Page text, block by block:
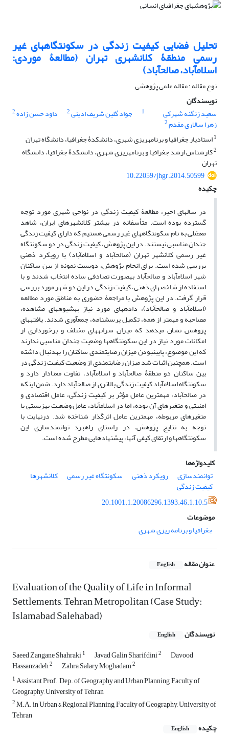
تحلیل فضایی کیفیت زندگی در سکونتگاه‎های غیر
رسمی منطقۀ کلانشهری تهران (مطالعۀ موردی:
اسلام‎آباد، صالح‎آباد)
نوع مقاله : مقاله علمی پژوهشی
نویسندگان
سعید زنگنه شهرکی
1 جواد گلین شریف ادینی2 داود حسن زاده2
زهرا سالاری مقدم2
1استادیار جغرافیا و برنامه‎ریزی شهری، دانشکدۀ جغرافیا، دانشگاه تهران
2 کارشناس ارشد جغرافیا و برنامه‎ریزی شهری، دانشکدۀ جغرافیا، دانشگاه
تهران
10.22059/jhgr.2014.50599
چکیده
در سال‎های اخیر، مطالعۀ کیفیت زندگی در نواحی شهری مورد توجه
گسترده بوده است. متأسفانه در بیشتر کلانشهرهای ایران، شاهد
معضلی به نام سکونتگاه‎های غیر رسمی هستیم که دارای کیفیت زندگی
چندان مناسبی نیستند. در این پژوهش، کیفیت زندگی در دو سکونتگاه
غیر رسمی کلانشهر تهران (صالح‎آباد و اسلام‎آباد) با رویکرد ذهنی
بررسی شده است. برای انجام پژوهش، دویست نمونه از بین ساکنان
شهر اسلام‎آباد و صالح‎آباد به‎صورت تصادفی ساده انتخاب شدند و با
استفاده از شاخص‎های ذهنی، کیفیت زندگی در این دو شهر مورد بررسی
قرار گرفت. در این پژوهش با مراجعۀ حضوری به مناطق مورد مطالعه
(اسلام‎آباد و صالح‎آباد)، داده‎های مورد نیاز به‎شیوه‎های مشاهده،
مصاحبه و مهم‎تر از همه، تکمیل پرسش‎نامه، جمع‎آوری شدند. یافته‎های
پژوهش نشان می‎دهد که میزان سرانه‎های مختلف و برخورداری از
امکانات مورد نیاز در این سکونتگاه‎ها وضعیت چندان مناسبی ندارند
که این موضوع، پایین‎بودن میزان رضایتمندی ساکنان را به‎دنبال داشته
است. همچنین اثبات شد میزان رضایتمندی از وضعیت کیفیت زندگی در
بین ساکنان دو منطقۀ صالح‎آباد و اسلام‎آباد، تفاوت معنادار دارد و
سکونتگاه اسلام‎آباد کیفیت زندگی بالاتری از صالح‎آباد دارد. ضمن اینکه
در صالح‎آباد، مهم‎ترین عامل مؤثر بر کیفیت زندگی، عامل اقتصادی و
امنیتی و متغیرهای آن بوده، اما در اسلام‎آباد، عامل وضعیت بهزیستی با
متغیرهای مربوطه، مهم‎ترین عامل اثرگذار شناخته شد. درنهایت با
توجه به نتایج پژوهش، در راستای راهبرد توانمندسازی این
سکونتگاه‎ها و ارتقای کیفی آنها، پیشنهادهایی مطرح شده است.
کلیدواژه‌ها
توانمندسازی
رویکرد ذهنی سکونتگاه غیر رسمی کلانشهرها
کیفیت زندگی
20.1001.1.20086296.1393.46.1.10.5
موضوعات
جغرافیا و برنامه ریزی شهری
عنوان مقاله English
Evaluation of the Quality of Life in Informal
Settlements, Tehran Metropolitan (Case Study:
Islamabad Salehabad)
نویسندگان English
Saeed Zangane Shahraki1 Javad Galin Sharifdini2 Davood
Hassanzadeh2 Zahra Salary Moghadam2
1Assistant Prof., Dep. of Geography and Urban Planning, Faculty of
Geography, University of Tehran
2M.A. in Urban & Regional Planning, Faculty of Geography, University of
Tehran
چکیده
English